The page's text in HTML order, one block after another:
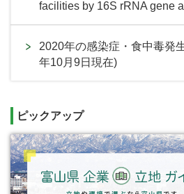
facilities by 16S rRNA gene
2020年の感染症・食中毒発
年10月9日現在)
ピックアップ